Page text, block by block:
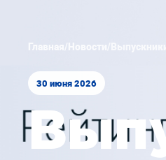
Главная Новости
30 июня 2026